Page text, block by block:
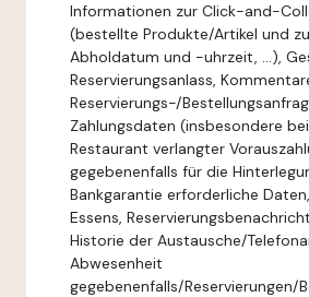
Informationen zur Click-and-
(bestellte Produkte/Artikel und
Abholdatum und -uhrzeit, ...),
Reservierungsanlass,
Reservierungs-/
Zahlungsdaten (insbesondere
Restaurant verlangter
gegebenenfalls für die
Bankgarantie erforderliche
Essens,
Historie der Austausche/
Abwesenheit
gegebenenfalls/Reservierungen/